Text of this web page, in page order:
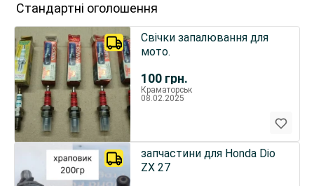
Стандартні оголошення
100 грн.
Свічки запалювання для
мото.
Краматорськ
08.02.2025
запчастини для Honda Dio
ZX 27